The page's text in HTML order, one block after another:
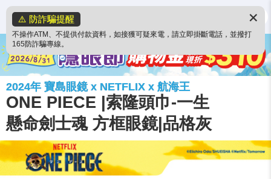
⚠️ 防詐騙提醒
不操作ATM、不提供付款資料，如接獲可疑來電，請立即掛斷電話，並撥打
165防詐騙專線。
✕
2024年 寶島眼鏡 x NETFLIX x 航海王
ONE PIECE |索隆頭巾-一生
懸命劍士魂 方框眼鏡|品格灰